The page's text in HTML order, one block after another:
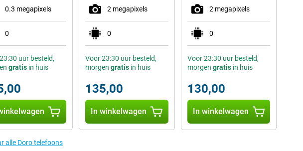
0.3 megapixels
0
uur besteld,
gratis in huis
2 megapixels
0
Voor 23:30 uur besteld,
morgen gratisin huis
135,00
In winkelwagen
2 megapixels
0
Voor 23:30 uur besteld,
morgen gratisin huis
130,00
In winkelwagen
alle Doro telefoons